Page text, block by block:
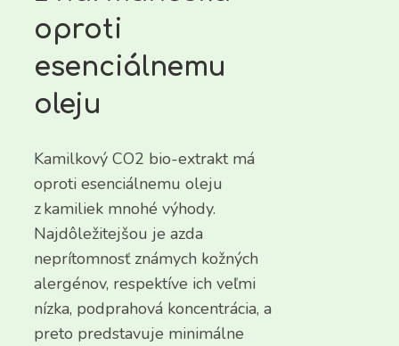
oproti
esenciálnemu
oleju
Kamilkový CO2 bio-extrakt má
oproti esenciálnemu oleju
z kamiliek mnohé výhody.
Najdôležitejšou je azda
neprítomnosť známych kožných
alergénov, respektíve ich veľmi
nízka, podprahová koncentrácia, a
preto predstavuje minimálne